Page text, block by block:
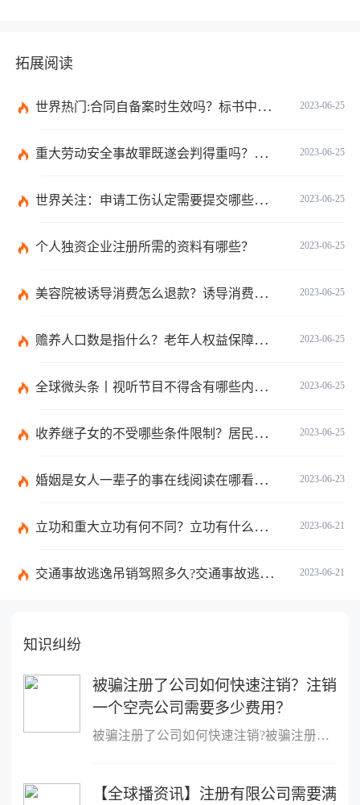
拓展阅读
2023-06-25
世界热门:合同自备案时生效吗？标书中的合同需要全部放上去吗？
2023-06-25
重大劳动安全事故罪既遂会判得重吗？重大劳动安全事故罪与玩忽职守罪的界限是什么？_世界速看
2023-06-25
世界关注：申请工伤认定需要提交哪些材料？提出工伤认定申请依据是什么？
2023-06-25
个人独资企业注册所需的资料有哪些？
2023-06-25
美容院被诱导消费怎么退款？诱导消费多少钱可以立案？ 当前短讯
2023-06-25
赡养人口数是指什么？老年人权益保障法第十四条的内容是什么？
2023-06-25
全球微头条丨视听节目不得含有哪些内容？网络视听监管新规的内容是什么？
2023-06-25
收养继子女的不受哪些条件限制？居民收养登记不受限制的情形有哪些？_热议
2023-06-23
婚姻是女人一辈子的事在线阅读在哪看？婚姻是女人一辈子的事讲的什么？|环球今日报
2023-06-21
立功和重大立功有何不同？立功有什么好处？
2023-06-21
交通事故逃逸吊销驾照多久?交通事故逃逸的认定标准是什么?-世界独家
知识纠纷
被骗注册了公司如何快速注销？注销
一个空壳公司需要多少费用？
被骗注册了公司如何快速注销?被骗注册公司想注销该公司的注销流程：
【全球播资讯】注册有限公司需要满